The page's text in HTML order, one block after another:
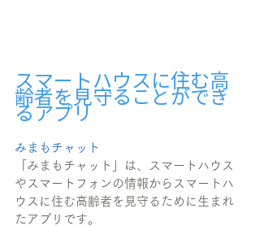
スマートハウスに住む高
齢者を見守ることができ
るアプリ
みまもチャット
「みまもチャット」は、スマートハウス
やスマートフォンの情報からスマートハ
ウスに住む高齢者を見守るために生まれ
たアプリです。